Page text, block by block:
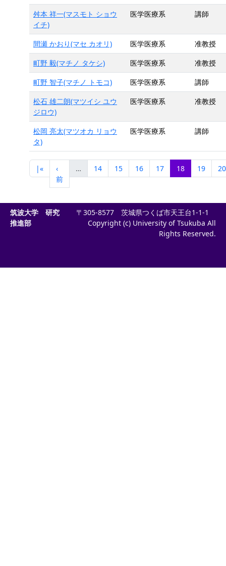
舛本 祥一(マスモト ショウ
イチ)
医学医療系 講師
間瀬 かおり(マセ カオリ) 医学医療系
准教授
町野 毅(マチノ タケシ)
医学医療系
准教授
町野 智子(マチノ トモコ)
医学医療系
講師
松石 雄二朗(マツイシ ユウ
ジロウ)
医学医療系 准教授
松岡 亮太(マツオカ リョウ
タ)
医学医療系 講師
|«
‹
前
… 14 15 16 17 18 19 20
筑波大学 研究
推進部
〒305-8577 茨城県つくば市天王台1-1-1
Copyright (c) University of Tsukuba All
Rights Reserved.